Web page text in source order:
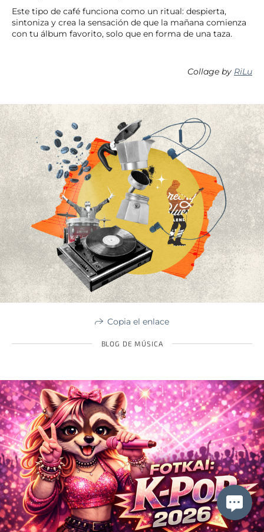
Este tipo de café funciona como un ritual: despierta,
sintoniza y crea la sensación de que la mañana comienza
con tu álbum favorito, solo que en forma de una taza.
Collage by RiLu
Copia el enlace
BLOG DE MÚSICA